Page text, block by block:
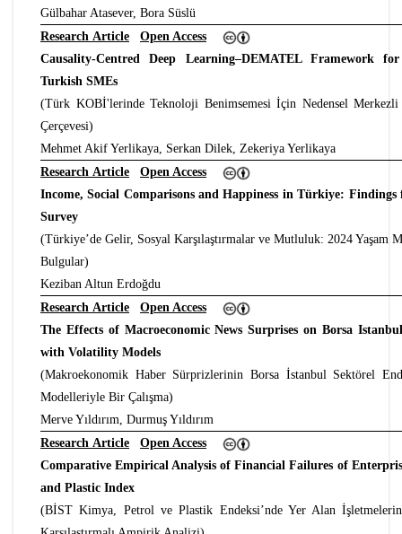
Gülbahar Atasever, Bora Süslü
Research Article
Open Access
Causality-Centred Deep Learning–DEMATEL Framework
Turkish SMEs
(Türk KOBİ'lerinde Teknoloji Benimsemesi İçin Nedensel
Çerçevesi)
Mehmet Akif Yerlikaya, Serkan Dilek, Zekeriya Yerlikaya
Research Article
Open Access
Income, Social Comparisons and Happiness in Türkiye:
Survey
(Türkiye’de Gelir, Sosyal Karşılaştırmalar ve Mutluluk: 2024 Yaşam
Bulgular)
Keziban Altun Erdoğdu
Research Article
Open Access
The Effects of Macroeconomic News Surprises on Borsa
with Volatility Models
(Makroekonomik Haber Sürprizlerinin Borsa İstanbul Sektörel
Modelleriyle Bir Çalışma)
Merve Yıldırım, Durmuş Yıldırım
Research Article
Open Access
Comparative Empirical Analysis of Financial Failures of
and Plastic Index
(BİST Kimya, Petrol ve Plastik Endeksi’nde Yer Alan İşletmelerin